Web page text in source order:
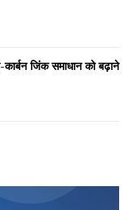
जिंक समाधान को बढ़ाने